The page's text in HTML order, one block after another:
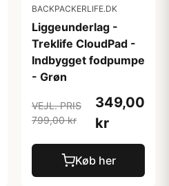
BACKPACKERLIFE.DK
Liggeunderlag -
Treklife CloudPad -
Indbygget fodpumpe
- Grøn
VEJL. PRIS
799,00 kr
349,00
kr
Køb her